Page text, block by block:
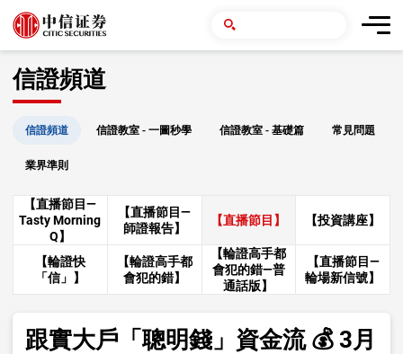
信證頻道
信證頻道 信證教室 - 一圖秒學 信證教室 - 基礎篇 常見問題
業界準則
【直播節目—
Tasty Morning
Q】
【直播節目—
師證報告】
【直播節目】 【投資講座】
【輪證快
「信」】
【輪證高手都
會犯的錯】
【輪證高手都
會犯的錯—普
通話版】
【直播節目—
輪場新信號】
跟實大戶「聰明錢」資金流 💰 3月